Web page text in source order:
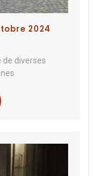
2024
de diverses